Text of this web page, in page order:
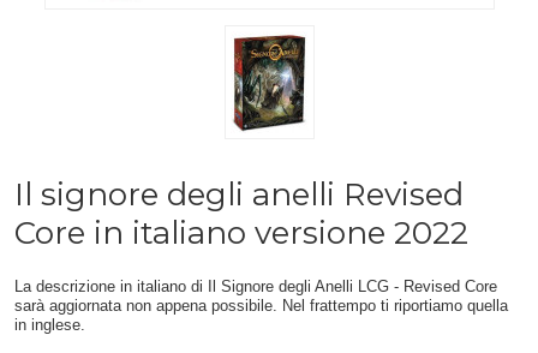
Il signore degli anelli Revised
Core in italiano versione 2022
La descrizione in italiano di Il Signore degli Anelli LCG - Revised Core
sarà aggiornata non appena possibile. Nel frattempo ti riportiamo quella
in inglese.